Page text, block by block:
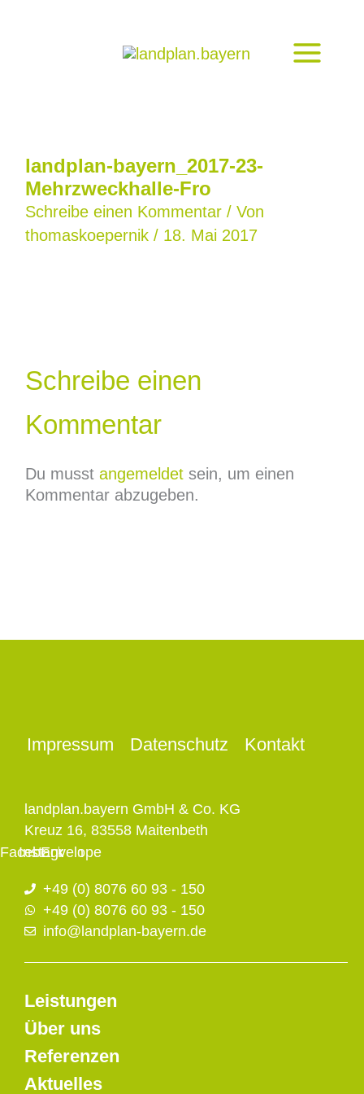
landplan-bayern_2017-23-
Mehrzweckhalle-Fro
Schreibe einen Kommentar / Von
thomaskoepernik / 18. Mai 2017
Schreibe einen
Kommentar
Du musst angemeldetsein, um einen
Kommentar abzugeben.
Impressum Datenschutz Kontakt
landplan.bayern GmbH & Co. KG
Kreuz 16, 83558 Maitenbeth
Facebook
Instagram
Envelope
+49 (0) 8076 60 93 - 150
+49 (0) 8076 60 93 - 150
info@landplan-bayern.de
Leistungen
Über uns
Referenzen
Aktuelles